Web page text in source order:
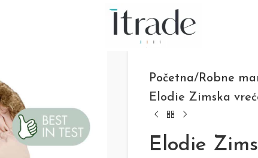
Početna Robne
Elodie Zimska
Elodie